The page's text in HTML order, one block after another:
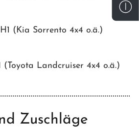
(Kia Sorrento 4x4 o.ä.)
(Toyota Landcruiser 4x4 o.ä.)
Zuschläge